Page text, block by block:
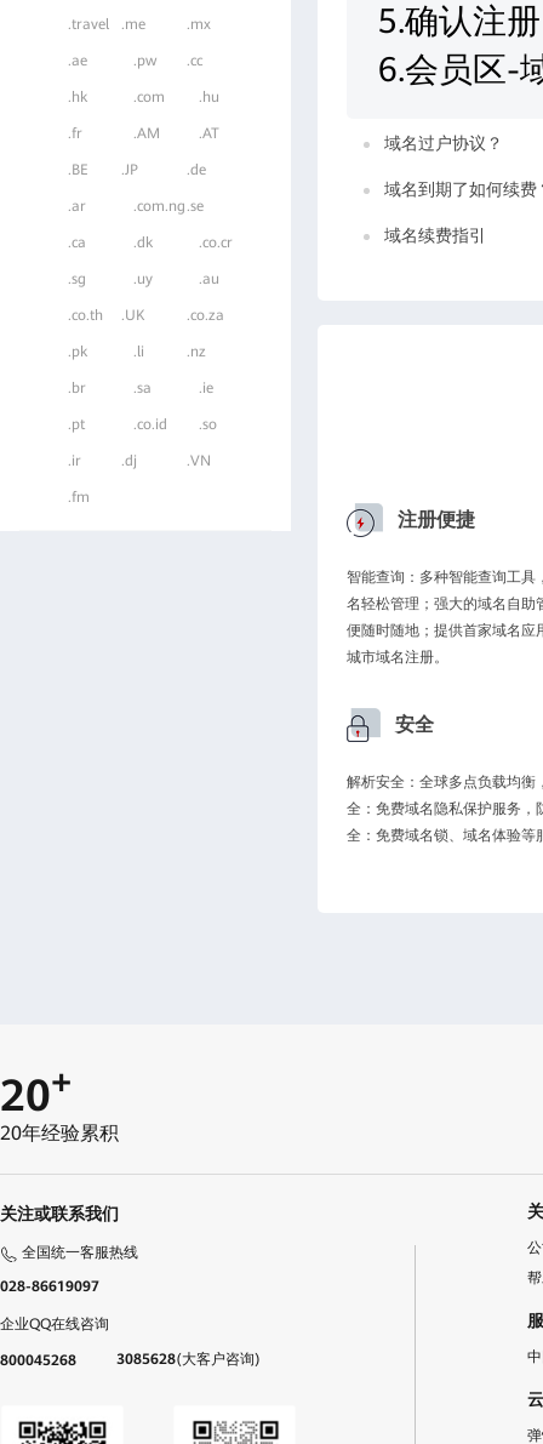
.travel .me .mx
.ae .pw .cc
.hk .com .hu
.fr .AM .AT
.BE .JP .de
.ar .com.ng .se
.ca .dk .co.cr
.sg .uy .au
.co.th .UK .co.za
.pk .li .nz
.br .sa .ie
.pt .co.id .so
.ir .dj .VN
.fm
5.确认注册
6.会员区-
域名过户协议？
域名到期了如何续费
域名续费指引
注册便捷
智能查询：多种智能查询工具
名轻松管理；强大的域名自
便随时随地；提供首家域名应
城市域名注册。
安全
解析安全：全球多点负载均
全：免费域名隐私保护服务，
全：免费域名锁、域名体验等
20+
20年经验累积
关注或联系我们
全国统一客服热线
028-86619097
企业QQ在线咨询
800045268 3085628(大客户咨询)